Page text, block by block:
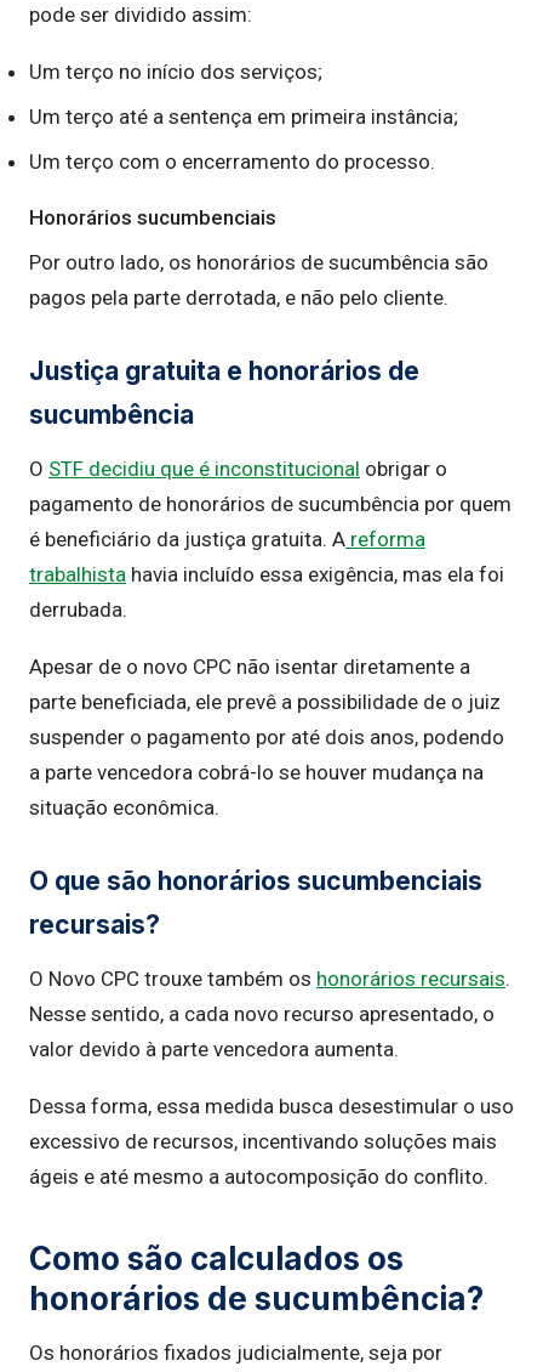
pode ser dividido assim:
Um terço no início dos serviços;
Um terço até a sentença em primeira instância;
Um terço com o encerramento do processo.
Honorários sucumbenciais
Por outro lado, os honorários de sucumbência são
pagos pela parte derrotada, e não pelo cliente.
Justiça gratuita e honorários de
sucumbência
O STF decidiu que é inconstitucional obrigar o
pagamento de honorários de sucumbência por quem
é beneficiário da justiça gratuita. A reforma
trabalhista havia incluído essa exigência, mas ela foi
derrubada.
Apesar de o novo CPC não isentar diretamente a
parte beneficiada, ele prevê a possibilidade de o juiz
suspender o pagamento por até dois anos, podendo
a parte vencedora cobrá-lo se houver mudança na
situação econômica.
O que são honorários sucumbenciais
recursais?
O Novo CPC trouxe também os honorários recursais.
Nesse sentido, a cada novo recurso apresentado, o
valor devido à parte vencedora aumenta.
Dessa forma, essa medida busca desestimular o uso
excessivo de recursos, incentivando soluções mais
ágeis e até mesmo a autocomposição do conflito.
Como são calculados os
honorários de sucumbência?
Os honorários fixados judicialmente, seja por